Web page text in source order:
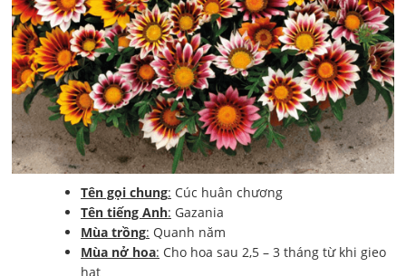
Tên gọi chung: Cúc huân chương
Tên tiếng Anh: Gazania
Mùa trồng: Quanh năm
Mùa nở hoa: Cho hoa sau 2,5 – 3 tháng từ khi gieo
hạt